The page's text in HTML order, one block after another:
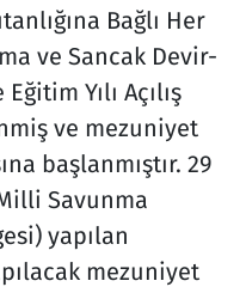
Bağlı Her
ve Sancak Devir-
Yılı Açılış
ve mezuniyet
başlanmıştır. 29
Savunma
yapılan
mezuniyet